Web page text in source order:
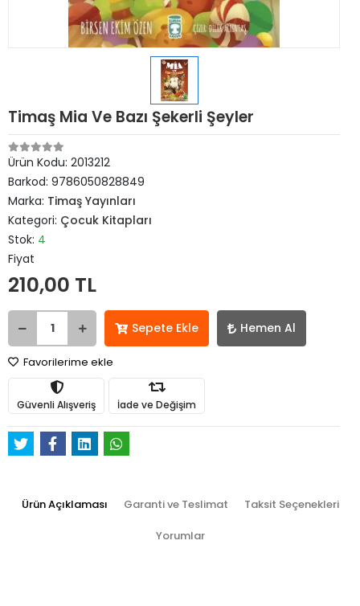
Timaş Mia Ve Bazı Şekerli Şeyler
Ürün Kodu: 2013212
Barkod: 9786050828849
Marka: Timaş Yayınları
Kategori: Çocuk Kitapları
Stok: 4
Fiyat
210,00 TL
Sepete Ekle Hemen Al
Favorilerime ekle
Güvenli Alışveriş İade ve Değişim
Ürün Açıklaması Garanti ve Teslimat Taksit Seçenekleri
Yorumlar